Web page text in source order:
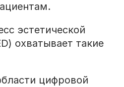
эстетической
охватывает такие
цифровой